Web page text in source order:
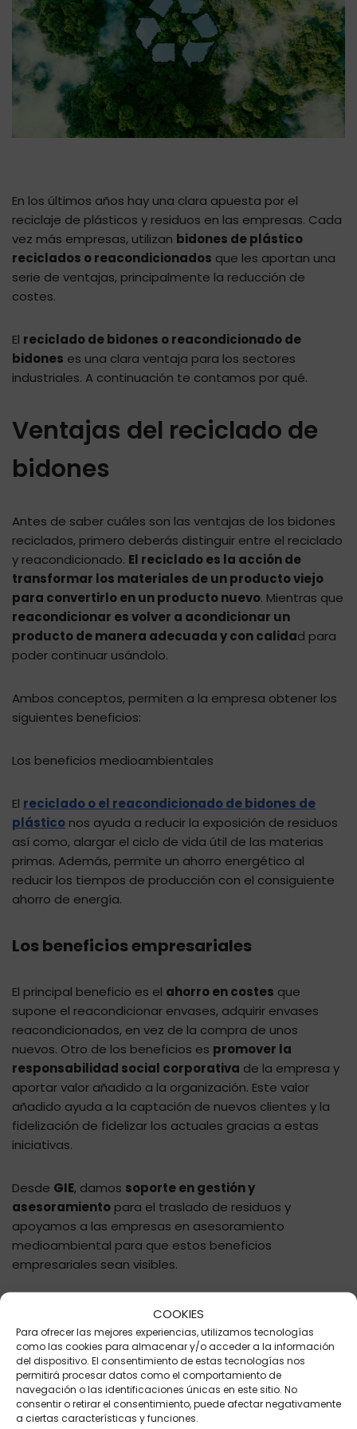
COOKIES
Para ofrecer las mejores experiencias, utilizamos tecnologías
como las cookies para almacenar y/o acceder a la información
del dispositivo. El consentimiento de estas tecnologías nos
permitirá procesar datos como el comportamiento de
navegación o las identificaciones únicas en este sitio. No
consentir o retirar el consentimiento, puede afectar negativamente
a ciertas características y funciones.
En los últimos años hay una clara apuesta por el
reciclaje de plásticos y residuos en las empresas. Cada
vez más empresas, utilizan bidones de plástico
reciclados o reacondicionados que les aportan una
serie de ventajas, principalmente la reducción de
costes.
El reciclado de bidones o reacondicionado de
bidones es una clara ventaja para los sectores
industriales. A continuación te contamos por qué.
Ventajas del reciclado de
bidones
Antes de saber cuáles son las ventajas de los bidones
reciclados, primero deberás distinguir entre el reciclado
y reacondicionado. El reciclado es la acción de
transformar los materiales de un producto viejo
para convertirlo en un producto nuevo. Mientras que
reacondicionar es volver a acondicionar un
producto de manera adecuada y con calidad para
poder continuar usándolo.
Ambos conceptos, permiten a la empresa obtener los
siguientes beneficios:
Los beneficios medioambientales
El reciclado o el reacondicionado de bidones de
plástico nos ayuda a reducir la exposición de residuos
así como, alargar el ciclo de vida útil de las materias
primas. Además, permite un ahorro energético al
reducir los tiempos de producción con el consiguiente
ahorro de energía.
Los beneficios empresariales
El principal beneficio es el ahorro en costes que
supone el reacondicionar envases, adquirir envases
reacondicionados, en vez de la compra de unos
nuevos. Otro de los beneficios es promover la
responsabilidad social corporativa de la empresa y
aportar valor añadido a la organización. Este valor
añadido ayuda a la captación de nuevos clientes y la
fidelización de fidelizar los actuales gracias a estas
iniciativas.
Desde GIE, damos soporte en gestión y
asesoramiento para el traslado de residuos y
apoyamos a las empresas en asesoramiento
medioambiental para que estos beneficios
empresariales sean visibles.